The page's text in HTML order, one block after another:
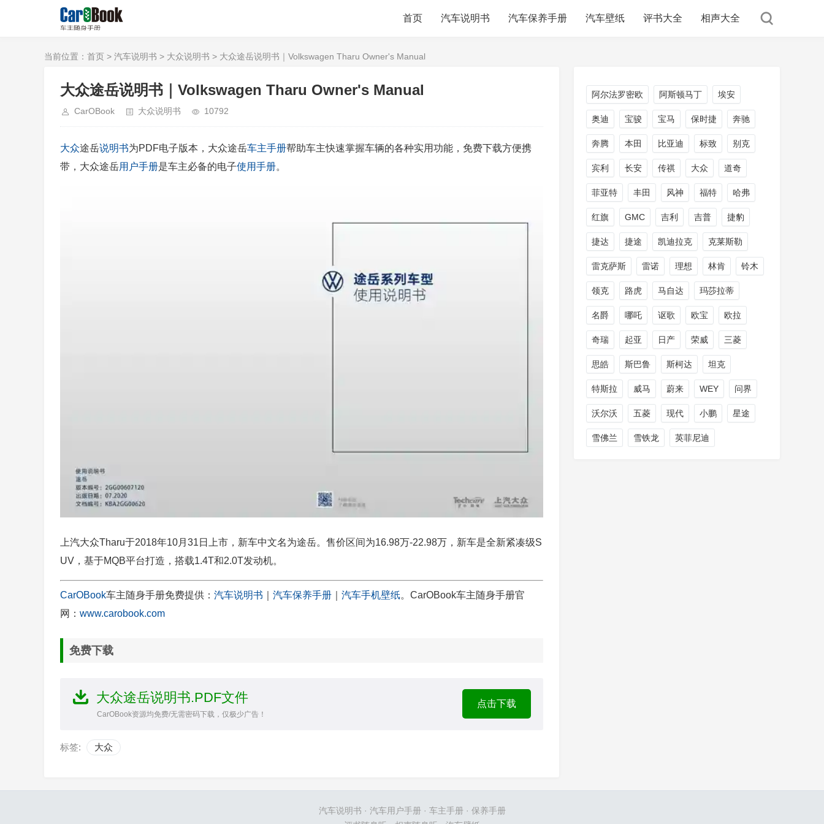
首页 汽车说明书 汽车保养手册 汽车壁纸 评书大全 相声大全
当前位置： 首页 > 汽车说明书 > 大众说明书 > 大众途岳说明书｜Volkswagen Tharu Owner's Manual
大众途岳说明书｜Volkswagen Tharu Owner's Manual
CarOBook 大众说明书 10792
大众途岳说明书为PDF电子版本，大众途岳车主手册帮助车主快速掌握车辆的各种实用功能，免费下载方便携
带，大众途岳用户手册是车主必备的电子使用手册。
上汽大众Tharu于2018年10月31日上市，新车中文名为途岳。售价区间为16.98万-22.98万，新车是全新紧凑级S
UV，基于MQB平台打造，搭载1.4T和2.0T发动机。
CarOBook车主随身手册免费提供： 汽车说明书 汽车保养手册 汽车手机壁纸。CarOBook车主随身手册官
网： www.carobook.com
免费下载
大众途岳说明书.PDF文件
CarOBook资源均免费/无需密码下载，仅极少广告！
点击下载
标签: 大众
阿尔法罗密欧 阿斯顿马丁 埃安
奥迪 宝骏 宝马 保时捷 奔驰
奔腾 本田 比亚迪 标致 别克
宾利 长安 传祺 大众 道奇
菲亚特 丰田 风神 福特 哈弗
红旗 GMC 吉利 吉普 捷豹
捷达 捷途 凯迪拉克 克莱斯勒
雷克萨斯 雷诺 理想 林肯 铃木
领克 路虎 马自达 玛莎拉蒂
名爵 哪吒 讴歌 欧宝 欧拉
奇瑞 起亚 日产 荣威 三菱
思皓 斯巴鲁 斯柯达 坦克
特斯拉 威马 蔚来 WEY 问界
沃尔沃 五菱 现代 小鹏 星途
雪佛兰 雪铁龙 英菲尼迪
汽车说明书 · 汽车用户手册· 车主手册· 保养手册